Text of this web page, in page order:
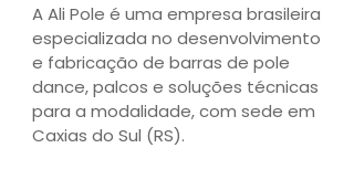
AAli Pole é uma empresa brasileira
especializada no desenvolvimento
e fabricação de barras de pole
dance, palcos e soluções técnicas
para a modalidade, com sede em
Caxias do Sul (RS).